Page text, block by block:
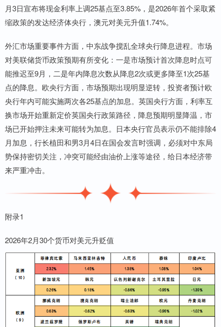
月3日宣布将现金利率上调25基点至3.85%，是2026年首个采取紧
缩政策的发达经济体央行，澳元对美元升值1.74%。
外汇市场重要事件方面，中东战争搅乱全球央行降息进程。市场
对美联储货币政策预期有所变化：一是市场预计首次降息时点可
能推迟至9月，二是年内降息次数从降息2次或更多降至1次25基
点的降息。欧央行方面，市场预期出现明显逆转，投资者预计欧
央行年内可能实施两次各25基点的加息。英国央行方面，利率互
换市场开始重新定价英国央行政策路径，降息预期明显降温，市
场已开始押注未来可能转为加息。日本央行官员表示仍不能排除4
月加息，行长植田和男3月4日在国会发言时强调，必须对中东局
势保持密切关注，冲突可能经由油价上涨等途径，给日本经济带
来严重冲击。
附录1
2026年2月30个货币对美元升贬值